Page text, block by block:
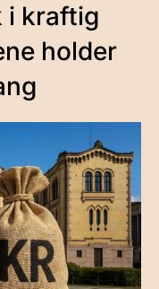
i kraftig
holder